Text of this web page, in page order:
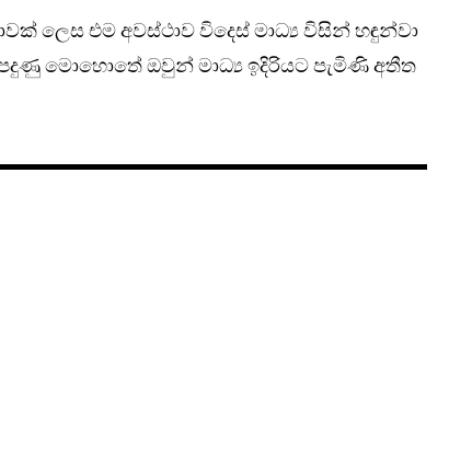
ලෙස එම අවස්ථාව විදෙස් මාධ්‍ය විසින් හඳුන්වා
මොහොතේ ඔවුන් මාධ්‍ය ඉදිරියට පැමිණි අතීත